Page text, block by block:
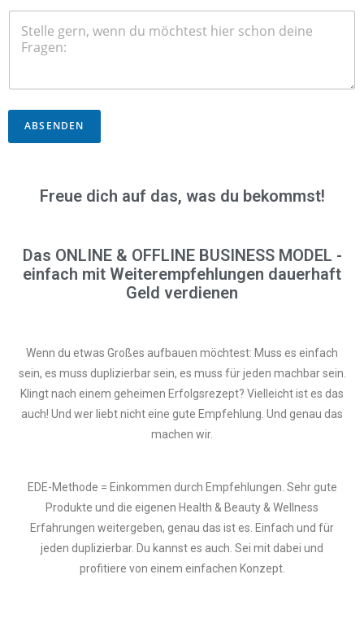
ABSENDEN
Freue dich auf das, was du bekommst!
Das ONLINE & OFFLINE BUSINESS MODEL -
einfach mit Weiterempfehlungen dauerhaft
Geld verdienen
Wenn du etwas Großes aufbauen möchtest: Muss es einfach
sein, es muss duplizierbar sein, es muss für jeden machbar sein.
Klingt nach einem geheimen Erfolgsrezept? Vielleicht ist es das
auch! Und wer liebt nicht eine gute Empfehlung. Und genau das
machen wir.
EDE-Methode = Einkommen durch Empfehlungen. Sehr gute
Produkte und die eigenen Health & Beauty & Wellness
Erfahrungen weitergeben, genau das ist es. Einfach und für
jeden duplizierbar. Du kannst es auch. Sei mit dabei und
profitiere von einem einfachen Konzept.